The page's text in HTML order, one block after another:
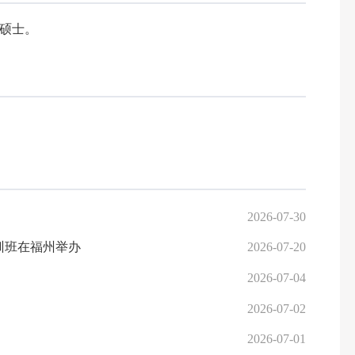
士。
2026-07-30
班在福州举办 2026-07-20
2026-07-04
2026-07-02
2026-07-01